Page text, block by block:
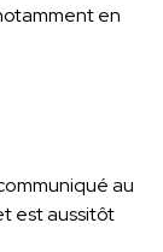
en
au
est aussitôt